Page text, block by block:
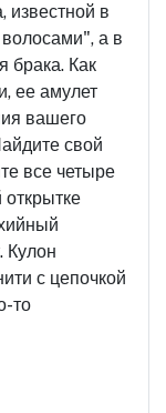
известной в
а в
брака. Как
ее амулет
вашего
свой
все четыре
Кулон
с цепочкой
то